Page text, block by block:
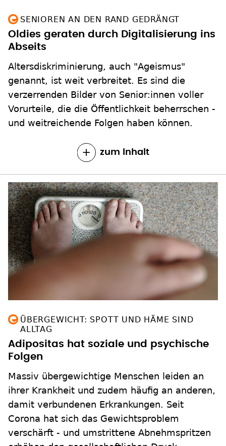
SENIOREN AN DEN RAND GEDRÄNGT
Oldies geraten durch Digitalisierung ins
Abseits
Altersdiskriminierung, auch "Ageismus"
genannt, ist weit verbreitet. Es sind die
verzerrenden Bilder von Senior:innen voller
Vorurteile, die die Öffentlichkeit beherrschen -
und weitreichende Folgen haben können.
zum Inhalt
ÜBERGEWICHT: SPOTT UND HÄME SIND
ALLTAG
Adipositas hat soziale und psychische
Folgen
Massiv übergewichtige Menschen leiden an
ihrer Krankheit und zudem häufig an anderen,
damit verbundenen Erkrankungen. Seit
Corona hat sich das Gewichtsproblem
verschärft - und umstrittene Abnehmspritzen